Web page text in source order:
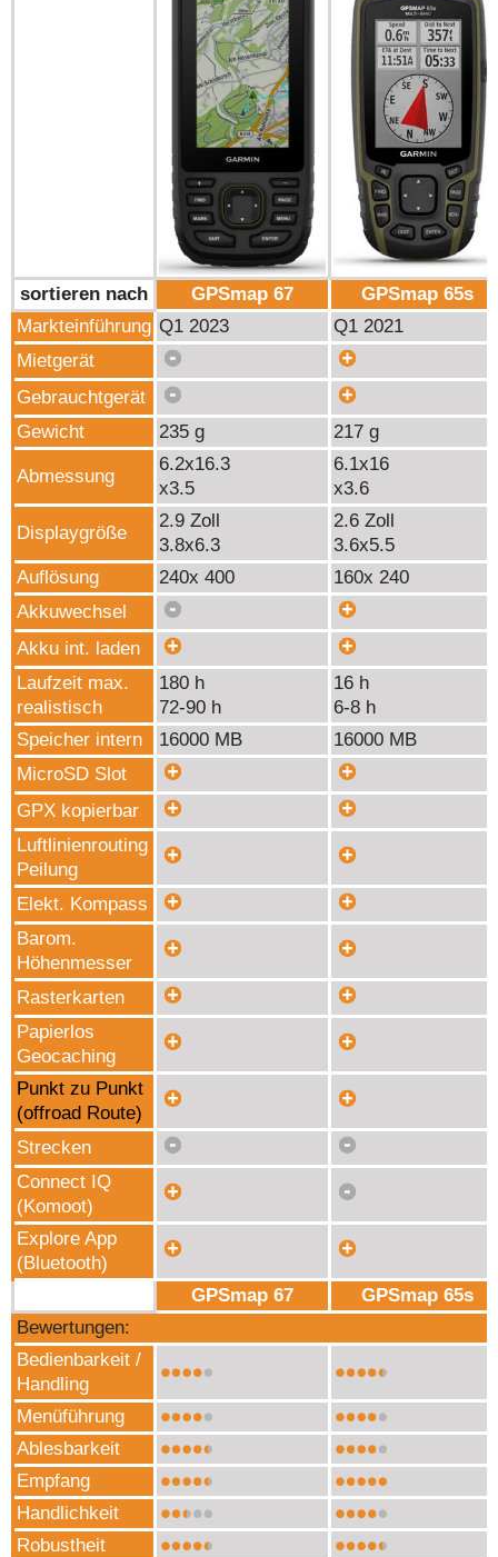
sortieren nach GPSmap 67
GPSmap 65s
Markteinführung Q1 2023
Q1 2021
Mietgerät
Gebrauchtgerät
Gewicht
235 g 217 g
Abmessung
6.2x16.3
x3.5
6.1x16
x3.6
Displaygröße
2.9 Zoll
3.8x6.3
2.6 Zoll
3.6x5.5
Auflösung
240x 400
160x 240
Akkuwechsel
Akku int. laden
Laufzeit max.
realistisch
180 h
72-90 h
16 h
6-8 h
Speicher intern
16000 MB
16000 MB
MicroSD Slot
GPX kopierbar
Luftlinienrouting
Peilung
Elekt. Kompass
Barom.
Höhenmesser
Rasterkarten
Papierlos
Geocaching
Punkt zu Punkt
(offroad Route)
Strecken
Connect IQ
(Komoot)
Explore App
(Bluetooth)
GPSmap 67
GPSmap 65s
Bewertungen:
Bedienbarkeit /
Handling
Menüführung
Ablesbarkeit
Empfang
Handlichkeit
Robustheit